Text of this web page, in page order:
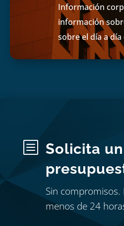
Información
información
sobre el día a
b
Solicita un
Sin compromisos.
menos de 24